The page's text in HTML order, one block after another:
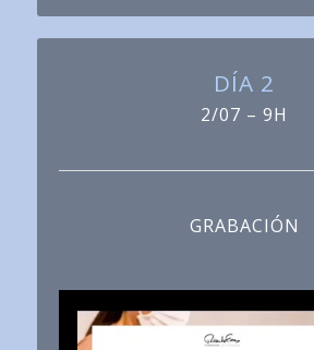
DÍA 2
2/07 – 9H
GRABACIÓN